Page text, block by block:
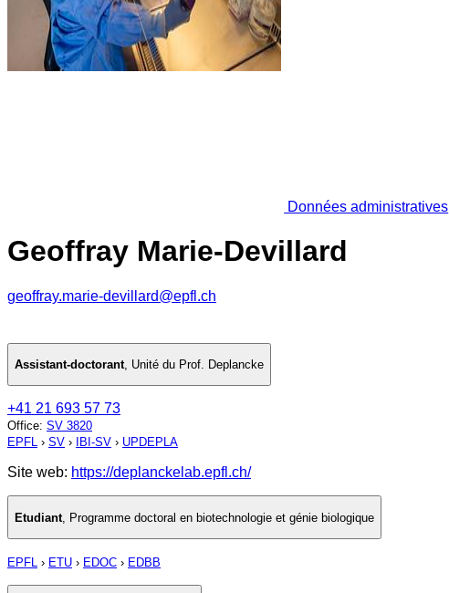
Données administratives
Geoffray Marie-Devillard
geoffray.marie-devillard@epfl.ch
Assistant-doctorant, Unité du Prof. Deplancke
+41 21 693 57 73
Office: SV 3820
EPFL › SV › IBI-SV › UPDEPLA
Site web: https://deplanckelab.epfl.ch/
Etudiant Programme doctoral en biotechnologie et génie biologique
EPFL › ETU › EDOC › EDBB